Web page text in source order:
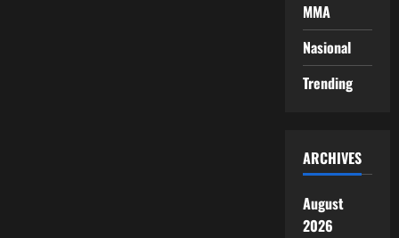
MMA
Nasional
Trending
ARCHIVES
August
2026